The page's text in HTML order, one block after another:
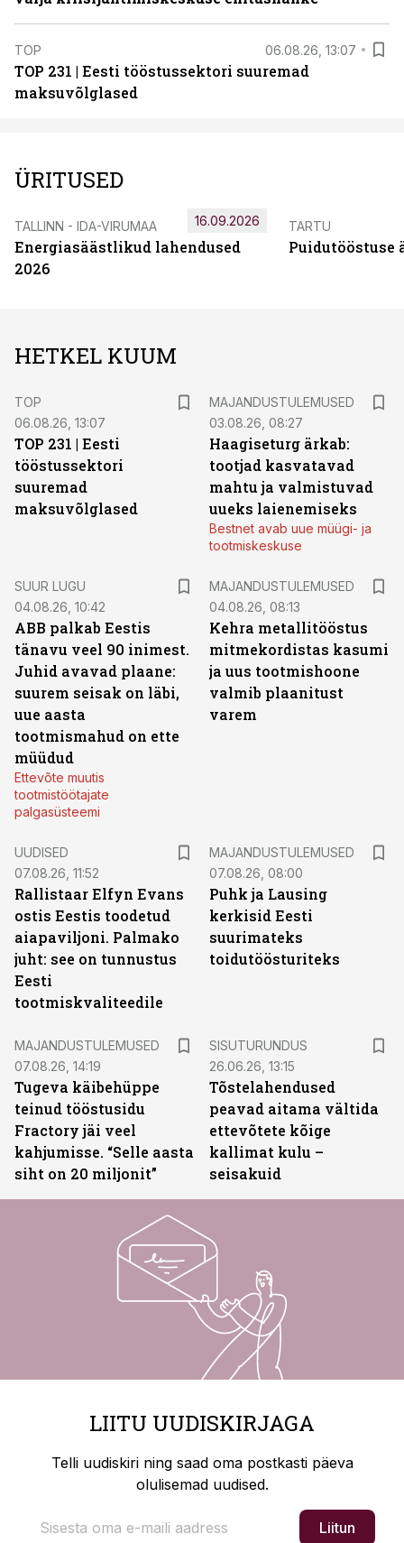
TOP 06.08.26, 13:07
TOP 231 | Eesti tööstussektori suuremad
maksuvõlglased
ÜRITUSED
TALLINN - IDA-VIRUMAA
Energiasäästlikud lahendused
2026
16.09.2026 TARTU
Puidutööstuse
HETKEL KUUM
TOP
06.08.26, 13:07
TOP 231 | Eesti
tööstussektori
suuremad
maksuvõlglased
MAJANDUSTULEMUSED
03.08.26, 08:27
Haagiseturg ärkab:
tootjad kasvatavad
mahtu ja valmistuvad
uueks laienemiseks
Bestnet avab uue müügi- ja
tootmiskeskuse
SUUR LUGU
04.08.26, 10:42
ABB palkab Eestis
tänavu veel 90 inimest.
Juhid avavad plaane:
suurem seisak on läbi,
uue aasta
tootmismahud on ette
müüdud
Ettevõte muutis
tootmistöötajate
palgasüsteemi
MAJANDUSTULEMUSED
04.08.26, 08:13
Kehra metallitööstus
mitmekordistas kasumi
ja uus tootmishoone
valmib plaanitust
varem
UUDISED
07.08.26, 11:52
Rallistaar Elfyn Evans
ostis Eestis toodetud
aiapaviljoni. Palmako
juht: see on tunnustus
Eesti
tootmiskvaliteedile
MAJANDUSTULEMUSED
07.08.26, 08:00
Puhk ja Lausing
kerkisid Eesti
suurimateks
toidutöösturiteks
MAJANDUSTULEMUSED
07.08.26, 14:19
Tugeva käibehüppe
teinud tööstusidu
Fractory jäi veel
kahjumisse. “Selle aasta
siht on 20 miljonit”
SISUTURUNDUS
26.06.26, 13:15
Tõstelahendused
peavad aitama vältida
ettevõtete kõige
kallimat kulu –
seisakuid
LIITU UUDISKIRJAGA
Telli uudiskiri ning saad oma postkasti päeva
olulisemad uudised.
Liitun